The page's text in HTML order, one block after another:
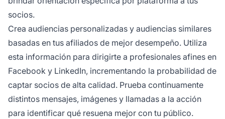
socios.
Crea audiencias personalizadas y audiencias similares
basadas en tus afiliados de mejor desempeño. Utiliza
esta información para dirigirte a profesionales afines en
Facebook y LinkedIn, incrementando la probabilidad de
captar socios de alta calidad. Prueba continuamente
distintos mensajes, imágenes y llamadas a la acción
para identificar qué resuena mejor con tu público.